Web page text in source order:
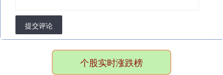
提交评论
个股实时涨跌榜